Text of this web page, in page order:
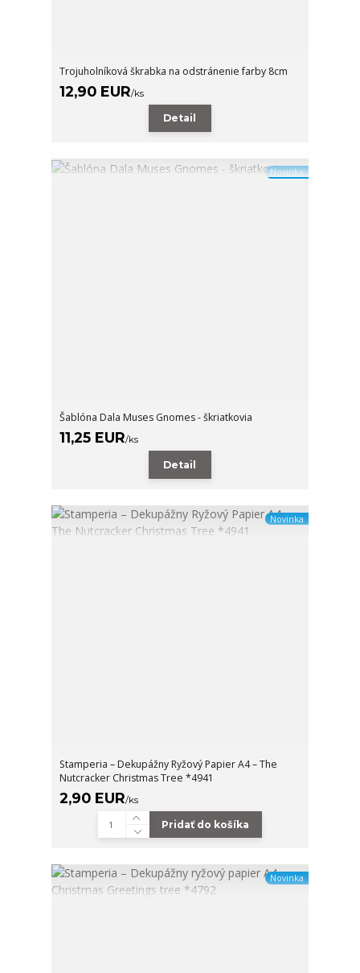
Trojuholníková škrabka na odstránenie farby 8cm
12,90 EUR/ks
Detail
Novinka
Šablóna Dala Muses Gnomes - škriatkovia
11,25 EUR/ks
Detail
Novinka
Stamperia – Dekupážny Ryžový Papier A4 – The
Nutcracker Christmas Tree *4941
2,90 EUR/ks
Pridať do košíka
Novinka